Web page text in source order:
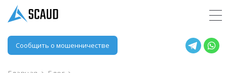
Сообщить о мошенничестве